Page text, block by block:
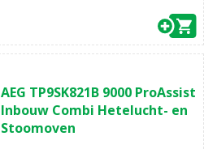
van
de
5
AEG TP9SK821B 9000 ProAssist
Inbouw Combi Hetelucht- en
Stoomoven